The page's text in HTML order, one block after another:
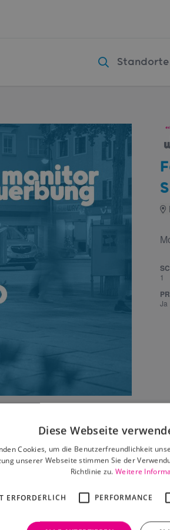
Standorte
1
Ja
dir auch
Diese Webseite
Cookies, um die Benutzerfreundlichkeit
unserer Webseite stimmen Sie der
Richtlinie zu.Weitere
ERFORDERLICH PERFORMANCE